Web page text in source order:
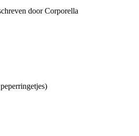
doorCorporella